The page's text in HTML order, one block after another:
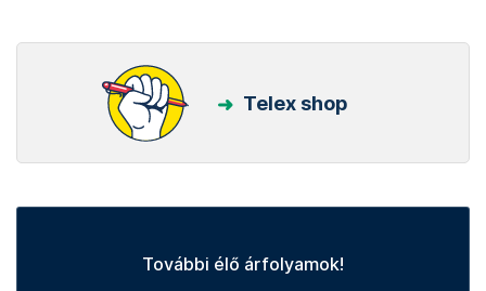
Telex shop
További élő árfolyamok!